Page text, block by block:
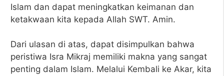
Islam dan dapat meningkatkan keimanan dan
ketakwaan kita kepada Allah SWT. Amin.
Dari ulasan di atas, dapat disimpulkan bahwa
peristiwa Isra Mikraj memiliki makna yang sangat
penting dalam Islam. Melalui Kembali ke Akar, kita